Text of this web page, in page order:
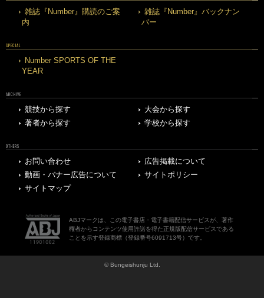
雑誌『Number』購読のご案
内
雑誌『Number』バックナン
バー
SPECIAL
Number SPORTS OF THE
YEAR
ARCHIVE
競技から探す
大会から探す
著者から探す
学校から探す
OTHERS
お問い合わせ
広告掲載について
動画・バナー広告について
サイトポリシー
サイトマップ
ABJマークは、この電子書店・電子書籍配信サービスが、著作
権者からコンテンツ使用許諾を得た正規版配信サービスである
ことを示す登録商標（登録番号6091713号）です。
© Bungeishunju Ltd.